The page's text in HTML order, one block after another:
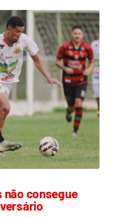
consegue